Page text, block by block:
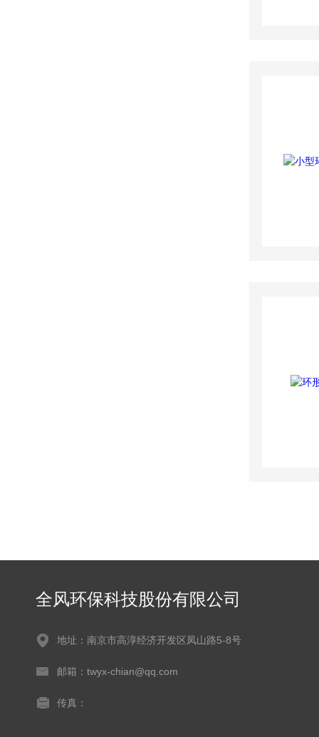
全风环保科技股份有限公司
地址：南京市高淳经济开发区凤山路5-8号
邮箱：twyx-chian@qq.com
传真：